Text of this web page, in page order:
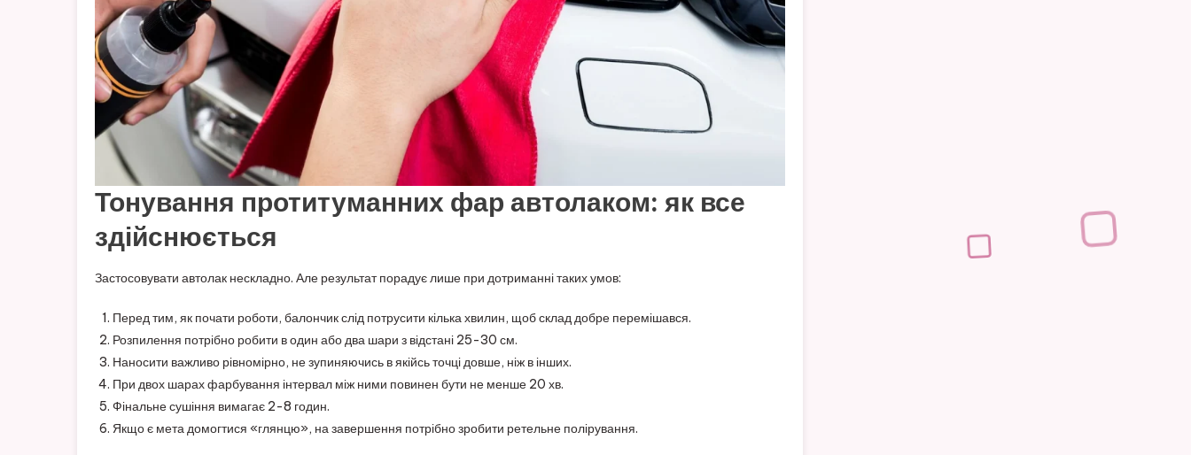
Тонування протитуманних фар автолаком: як все
здійснюється
Застосовувати автолак нескладно. Але результат порадує лише при дотриманні таких умов:
Перед тим, як почати роботи, балончик слід потрусити кілька хвилин, щоб склад добре перемішався.
Розпилення потрібно робити в один або два шари з відстані 25-30 см.
Наносити важливо рівномірно, не зупиняючись в якійсь точці довше, ніж в інших.
При двох шарах фарбування інтервал між ними повинен бути не менше 20 хв.
Фінальне сушіння вимагає 2-8 годин.
Якщо є мета домогтися «глянцю», на завершення потрібно зробити ретельне полірування.